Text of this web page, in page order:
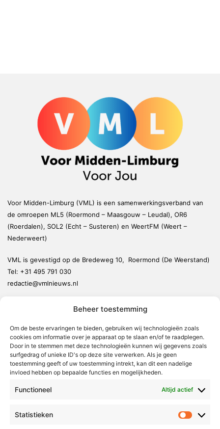
Beheer toestemming
Om de beste ervaringen te bieden, gebruiken wij technologieën zoals
cookies om informatie over je apparaat op te slaan en/of te raadplegen.
Door in te stemmen met deze technologieën kunnen wij gegevens zoals
surfgedrag of unieke ID's op deze site verwerken. Als je geen
toestemming geeft of uw toestemming intrekt, kan dit een nadelige
invloed hebben op bepaalde functies en mogelijkheden.
Functioneel Altijd actief
Statistieken
Voor Midden-Limburg (VML) is een samenwerkingsverband van
de omroepen ML5 (Roermond – Maasgouw – Leudal), OR6
(Roerdalen), SOL2 (Echt – Susteren) en WeertFM (Weert –
Nederweert)
VML is gevestigd op de Bredeweg 10, Roermond (De Weerstand)
Tel: +31 495 791 030
redactie@vmlnieuws.nl
Leudal
Maasgouw
Echt-Susteren